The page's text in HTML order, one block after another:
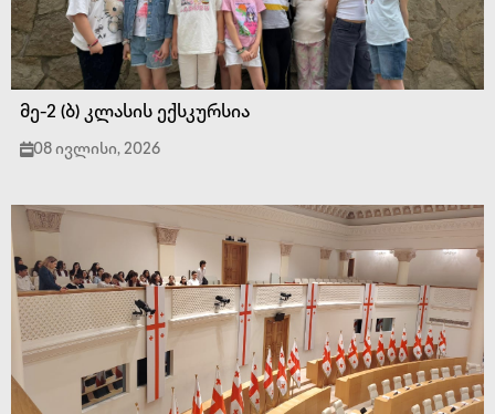
მე-2 (ბ) კლასის ექსკურსია
08 ივლისი, 2026